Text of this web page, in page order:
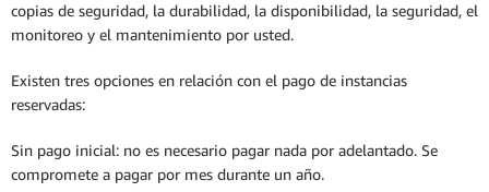
copias de seguridad, la durabilidad, la disponibilidad, la seguridad, el
monitoreo y el mantenimiento por usted.
Existen tres opciones en relación con el pago de instancias
reservadas:
Sin pago inicial: no es necesario pagar nada por adelantado. Se
compromete a pagar por mes durante un año.